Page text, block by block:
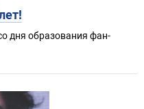
дня образования фан-